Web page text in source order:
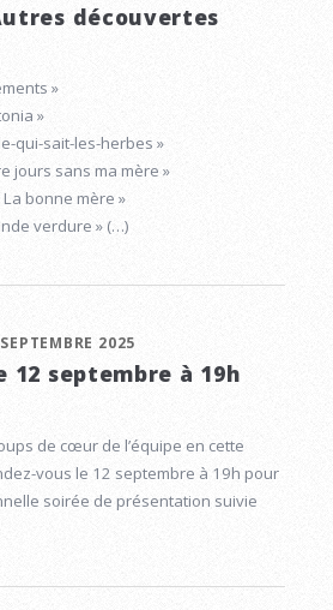
découvertes
»
»
qui-sait-les-herbes »
jours sans ma mère »
bonne mère »
verdure » (…)
2025
12 septembre à 19h
de cœur de l’équipe en cette
vous le 12 septembre à 19h pour
soirée de présentation suivie